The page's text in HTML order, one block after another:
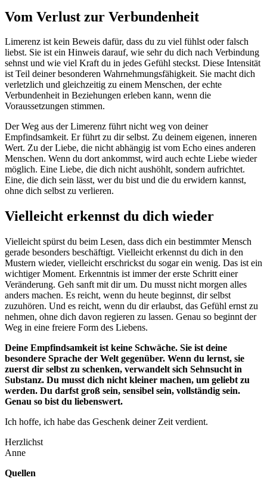
Vom Verlust zur Verbundenheit
Limerenz ist kein Beweis dafür, dass du zu viel fühlst oder falsch
liebst. Sie ist ein Hinweis darauf, wie sehr du dich nach Verbindung
sehnst und wie viel Kraft du in jedes Gefühl steckst. Diese Intensität
ist Teil deiner besonderen Wahrnehmungsfähigkeit. Sie macht dich
verletzlich und gleichzeitig zu einem Menschen, der echte
Verbundenheit in Beziehungen erleben kann, wenn die
Voraussetzungen stimmen.
Der Weg aus der Limerenz führt nicht weg von deiner
Empfindsamkeit. Er führt zu dir selbst. Zu deinem eigenen, inneren
Wert. Zu der Liebe, die nicht abhängig ist vom Echo eines anderen
Menschen. Wenn du dort ankommst, wird auch echte Liebe wieder
möglich. Eine Liebe, die dich nicht aushöhlt, sondern aufrichtet.
Eine, die dich sein lässt, wer du bist und die du erwidern kannst,
ohne dich selbst zu verlieren.
Vielleicht erkennst du dich wieder
Vielleicht spürst du beim Lesen, dass dich ein bestimmter Mensch
gerade besonders beschäftigt. Vielleicht erkennst du dich in den
Mustern wieder, vielleicht erschrickst du sogar ein wenig. Das ist ein
wichtiger Moment. Erkenntnis ist immer der erste Schritt einer
Veränderung. Geh sanft mit dir um. Du musst nicht morgen alles
anders machen. Es reicht, wenn du heute beginnst, dir selbst
zuzuhören. Und es reicht, wenn du dir erlaubst, das Gefühl ernst zu
nehmen, ohne dich davon regieren zu lassen. Genau so beginnt der
Weg in eine freiere Form des Liebens.
Deine Empfindsamkeit ist keine Schwäche. Sie ist deine
besondere Sprache der Welt gegenüber. Wenn du lernst, sie
zuerst dir selbst zu schenken, verwandelt sich Sehnsucht in
Substanz. Du musst dich nicht kleiner machen, um geliebt zu
werden. Du darfst groß sein, sensibel sein, vollständig sein.
Genau so bist du liebenswert.
Ich hoffe, ich habe das Geschenk deiner Zeit verdient.
Herzlichst
Anne
Quellen